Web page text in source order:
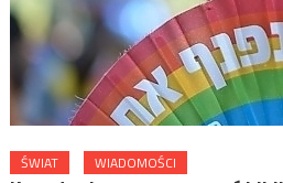
ŚWIAT WIADOMOŚCI